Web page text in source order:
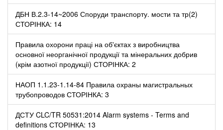
ДБН В.2.3-14~2006 Споруди транспорту. мости та тр(2)
СТОРІНКА: 14
Правила охорони праці на об'єктах з виробництва
основної неорганічної продукції та мінеральних добрив
(крім азотної продукції) СТОРІНКА: 2
НАОП 1.1.23-1.14-84 Правила охраны магистральных
трубопроводов СТОРІНКА: 3
ДСТУ CLC/TR 50531:2014 Alarm systems - Terms and
definitions СТОРІНКА: 13